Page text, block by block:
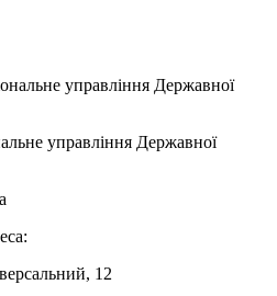
управління Державної
12